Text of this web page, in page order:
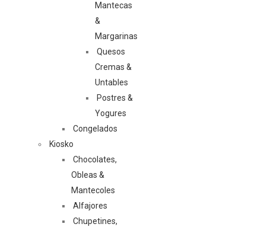
Mantecas
&
Margarinas
Quesos
Cremas &
Untables
Postres &
Yogures
Congelados
Kiosko
Chocolates,
Obleas &
Mantecoles
Alfajores
Chupetines,